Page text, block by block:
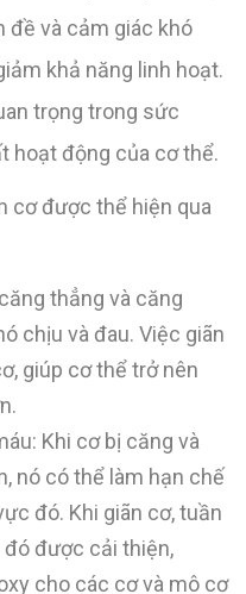
đề và cảm giác khó
khả năng linh hoạt.
trọng trong sức
hoạt động của cơ thể.
cơ được thể hiện qua
thẳng và căng
chịu và đau. Việc giãn
giúp cơ thể trở nên
Khi cơ bị căng và
nó có thể làm hạn chế
đó. Khi giãn cơ, tuần
được cải thiện,
cho các cơ và mô cơ